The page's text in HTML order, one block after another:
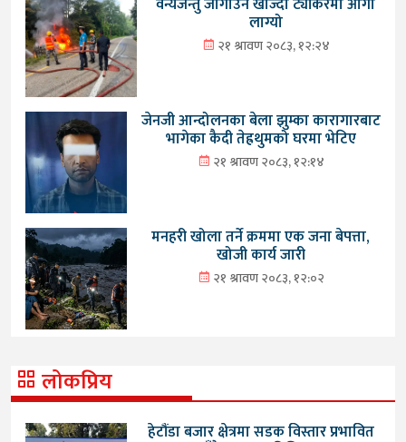
लाग्यो
२१ श्रावण २०८३, १२:२४
जेनजी आन्दोलनका बेला झुम्का कारागारबाट
भागेका कैदी तेह्रथुमको घरमा भेटिए
२१ श्रावण २०८३, १२:१४
मनहरी खोला तर्ने क्रममा एक जना बेपत्ता,
खोजी कार्य जारी
२१ श्रावण २०८३, १२:०२
लोकप्रिय
हेटौंडा बजार क्षेत्रमा सडक विस्तार प्रभावित